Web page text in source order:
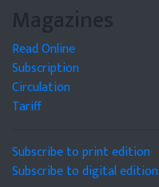
Magazines
Read Online
Subscription
Circulation
Tariff
Subscribe to print edition
Subscribe to digital edition